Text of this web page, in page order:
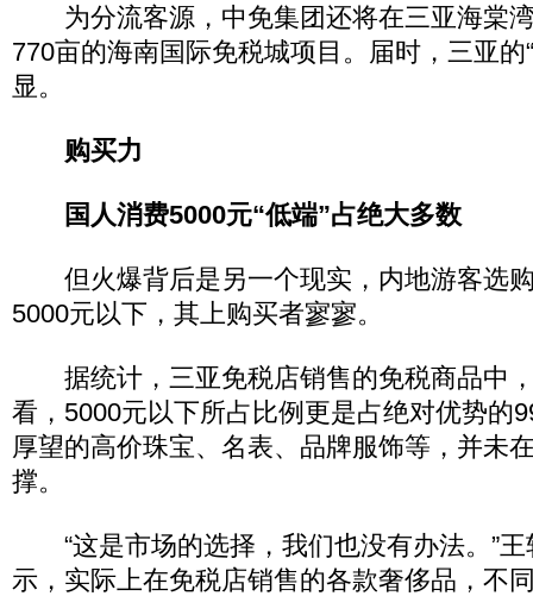
为分流客源，中免集团还将在三亚海棠
770亩的海南国际免税城项目。届时，三亚的
显。
购买力
国人消费5000元“低端”占绝大多数
但火爆背后是另一个现实，内地游客选购
5000元以下，其上购买者寥寥。
据统计，三亚免税店销售的免税商品中
看，5000元以下所占比例更是占绝对优势的
厚望的高价珠宝、名表、品牌服饰等，并未
撑。
“这是市场的选择，我们也没有办法。”王
示，实际上在免税店销售的各款奢侈品，不